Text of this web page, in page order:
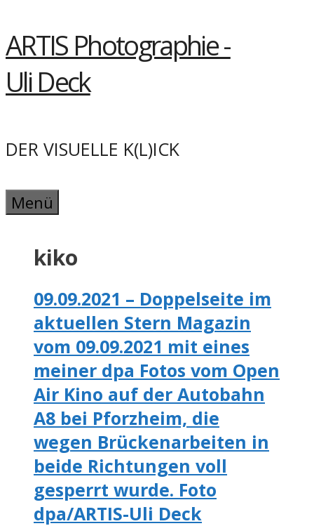
Springe
zum
Inhalt
ARTIS Photographie -
Uli Deck
DER VISUELLE K(L)ICK
Menü
kiko
09.09.2021 – Doppelseite im
aktuellen Stern Magazin
vom 09.09.2021 mit eines
meiner dpa Fotos vom Open
Air Kino auf der Autobahn
A8 bei Pforzheim, die
wegen Brückenarbeiten in
beide Richtungen voll
gesperrt wurde. Foto
dpa/ARTIS-Uli Deck